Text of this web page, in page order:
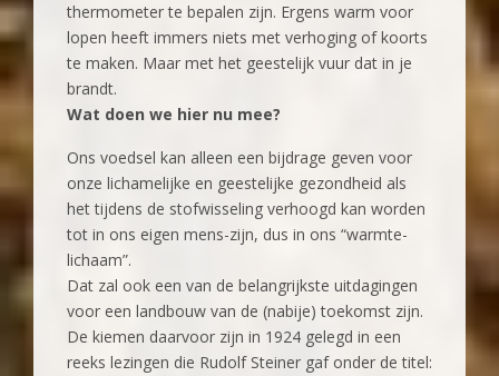
thermometer te bepalen zijn. Ergens warm voor
lopen heeft immers niets met verhoging of koorts
te maken. Maar met het geestelijk vuur dat in je
brandt.
Wat doen we hier nu mee?
Ons voedsel kan alleen een bijdrage geven voor
onze lichamelijke en geestelijke gezondheid als
het tijdens de stofwisseling verhoogd kan worden
tot in ons eigen mens-zijn, dus in ons “warmte-
lichaam”.
Dat zal ook een van de belangrijkste uitdagingen
voor een landbouw van de (nabije) toekomst zijn.
De kiemen daarvoor zijn in 1924 gelegd in een
reeks lezingen die Rudolf Steiner gaf onder de titel: